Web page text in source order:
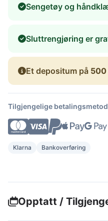
Sengetøy og
Sluttrengjøring er
Et depositum på 500
Tilgjengelige
Klarna Bankoverføring
Opptatt /